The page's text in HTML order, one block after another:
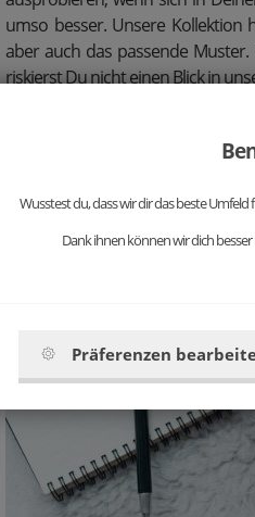
umso besser. Unsere Kollektion
aber auch das passende
riskierst Du nicht einen Blick in
Wer sich nicht für eine Farbe
bis zu 5 Socken, die individuell
Persönlichkeit und Euer Outfit
Wusstest du, dass wir dir das beste
Dank ihnen können wir dich
Präferenzen